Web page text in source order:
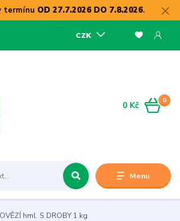
termínu OD 27.7.2026 DO 7.8.2026.
Menu
CZK
0
0 Kč
hml. S DROBY 1 kg